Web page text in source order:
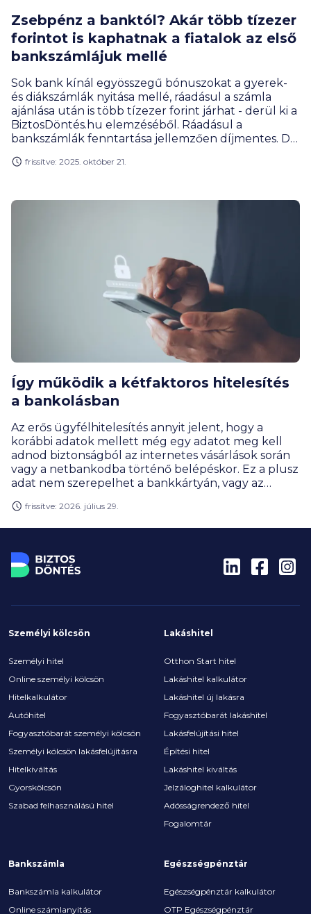
Zsebpénz a banktól? Akár több tízezer
forintot is kaphatnak a fiatalok az első
bankszámlájuk mellé
Sok bank kínál egyösszegű bónuszokat a gyerek-
és diákszámlák nyitása mellé, ráadásul a számla
ajánlása után is több tízezer forint járhat - derül ki a
BiztosDöntés.hu elemzéséből. Ráadásul a
bankszámlák fenntartása jellemzően díjmentes. De
bezsebeléséhez?
frissítve: 2025. október 21.
Így működik a kétfaktoros hitelesítés
a bankolásban
Az erős ügyfélhitelesítés annyit jelent, hogy a
korábbi adatok mellett még egy adatot meg kell
adnod biztonságból az internetes vásárlások során
vagy a netbankodba történő belépéskor. Ez a plusz
adat nem szerepelhet a bankkártyán, vagy az
jelszavadon túl.
frissítve: 2026. július 29.
Személyi kölcsön
Személyi hitel
Online személyi kölcsön
Hitelkalkulátor
Autóhitel
Fogyasztóbarát személyi kölcsön
Személyi kölcsön lakásfelújításra
Hitelkiváltás
Gyorskölcsön
Szabad felhasználású hitel
Lakáshitel
Otthon Start hitel
Lakáshitel kalkulátor
Lakáshitel új lakásra
Fogyasztóbarát lakáshitel
Lakásfelújítási hitel
Építési hitel
Lakáshitel kiváltás
Jelzáloghitel kalkulátor
Adósságrendező hitel
Fogalomtár
Bankszámla
Bankszámla kalkulátor
Online számlanyitás
Egészségpénztár
Egészségpénztár kalkulátor
OTP Egészségpénztár